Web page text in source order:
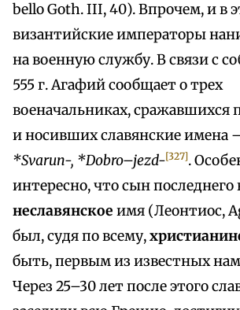
bello Goth. III, 40). Впрочем, и в
византийские императоры
на военную службу. В связи с
555 г. Агафий сообщает о трех
военачальниках, сражавшихся
и носивших славянские имена
*Svarun-, *Dobro–jezd-[327].
интересно, что сын
неславянское имя (Леонтиос,
был, судя по всему,
быть, первым из известных
Через 25–30 лет после этого